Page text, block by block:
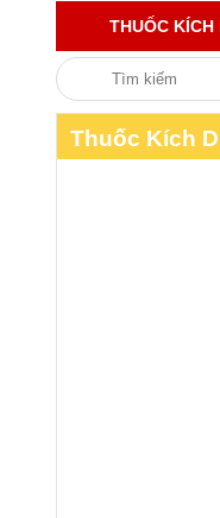
THUỐC KÍCH
Thuốc Kích